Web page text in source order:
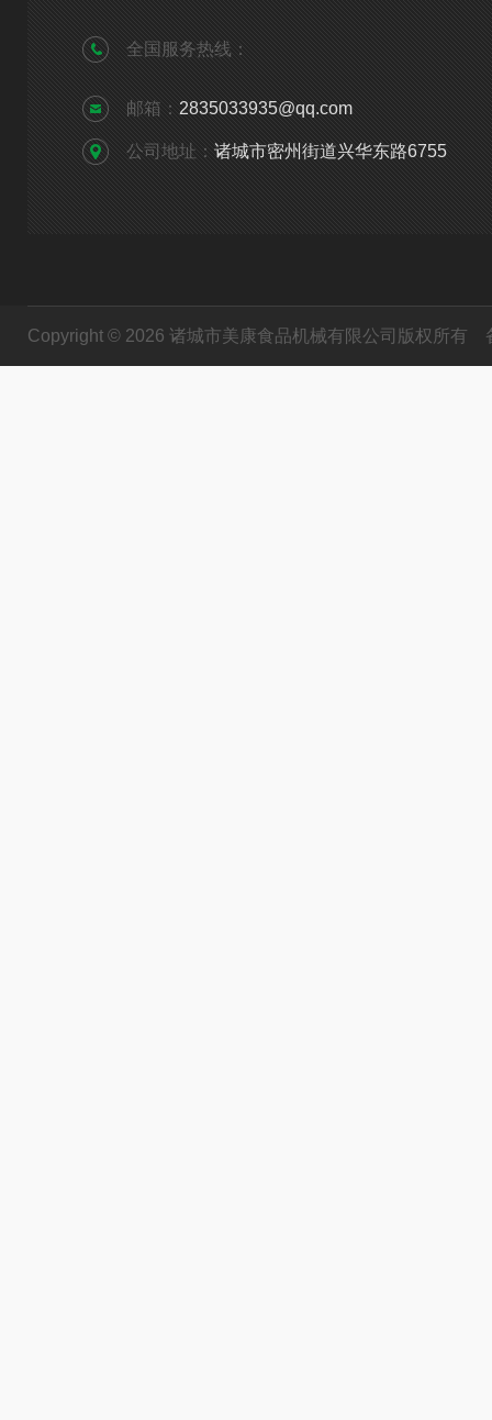
全国服务热线：
邮箱： 2835033935@qq.com
公司地址： 诸城市密州街道兴华东路6755
Copyright © 2026 诸城市美康食品机械有限公司版权所有